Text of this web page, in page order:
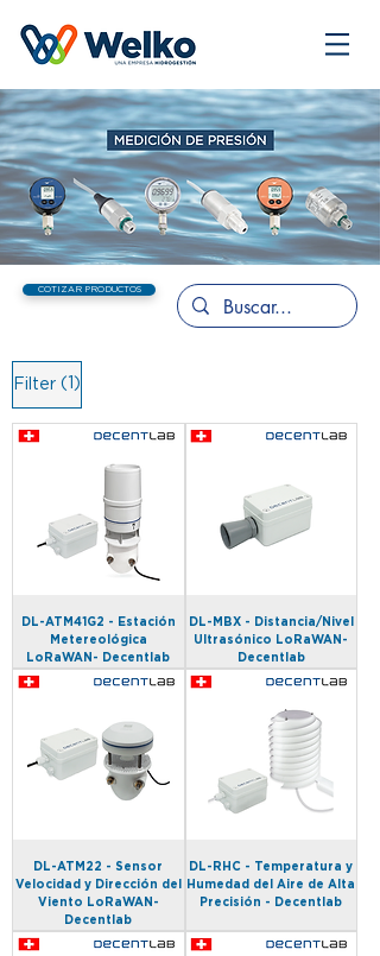
COTIZAR PRODUCTOS
Filter (1)
DL-ATM41G2 - Estación
Metereológica
LoRaWAN- Decentlab
DL-MBX - Distancia/Nivel
Ultrasónico LoRaWAN-
Decentlab
DL-ATM22 - Sensor
Velocidad y Dirección del
Viento LoRaWAN-
Decentlab
DL-RHC - Temperatura y
Humedad del Aire de Alta
Precisión - Decentlab